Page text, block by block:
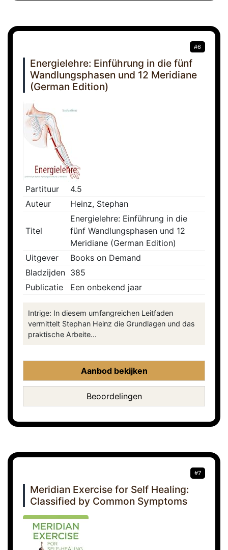
#6
Energielehre: Einführung in die fünf
Wandlungsphasen und 12 Meridiane
(German Edition)
Partituur
4.5
Auteur
Heinz, Stephan
Titel
Energielehre: Einführung in die
fünf Wandlungsphasen und 12
Meridiane (German Edition)
Uitgever
Books on Demand
Bladzijden 385
Publicatie
Een onbekend jaar
Intrige: In diesem umfangreichen Leitfaden
vermittelt Stephan Heinz die Grundlagen und das
praktische Arbeite...
Aanbod bekijken
Beoordelingen
#7
Meridian Exercise for Self Healing:
Classified by Common Symptoms